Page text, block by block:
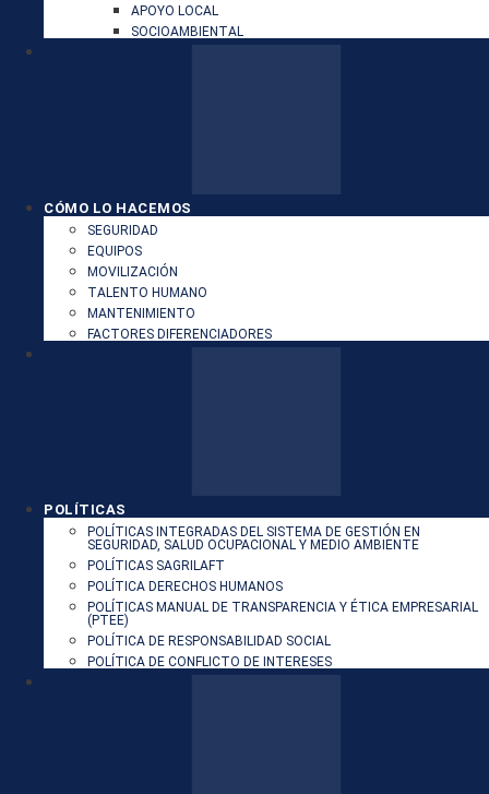
APOYO LOCAL
SOCIOAMBIENTAL
CÓMO LO HACEMOS
SEGURIDAD
EQUIPOS
MOVILIZACIÓN
TALENTO HUMANO
MANTENIMIENTO
FACTORES DIFERENCIADORES
POLÍTICAS
POLÍTICAS INTEGRADAS DEL SISTEMA DE GESTIÓN EN
SEGURIDAD, SALUD OCUPACIONAL Y MEDIO AMBIENTE
POLÍTICAS SAGRILAFT
POLÍTICA DERECHOS HUMANOS
POLÍTICAS MANUAL DE TRANSPARENCIA Y ÉTICA EMPRESARIAL
(PTEE)
POLÍTICA DE RESPONSABILIDAD SOCIAL
POLÍTICA DE CONFLICTO DE INTERESES